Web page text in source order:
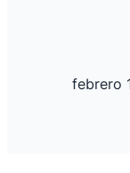
febrero